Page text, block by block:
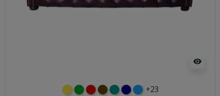
visibility
żółtyzielonyczerwony
czekoladowy
turkusowy
granatowy
niebieski
+23